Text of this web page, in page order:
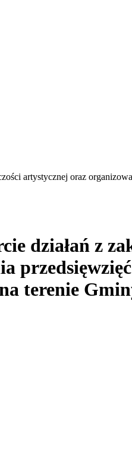
artystycznej oraz
działań z
terenie